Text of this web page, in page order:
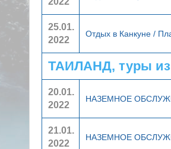
25.01.
2022
Отдых в Канкуне /
ТАИЛАНД, туры
20.01.
2022
НАЗЕМНОЕ
21.01.
2022
НАЗЕМНОЕ